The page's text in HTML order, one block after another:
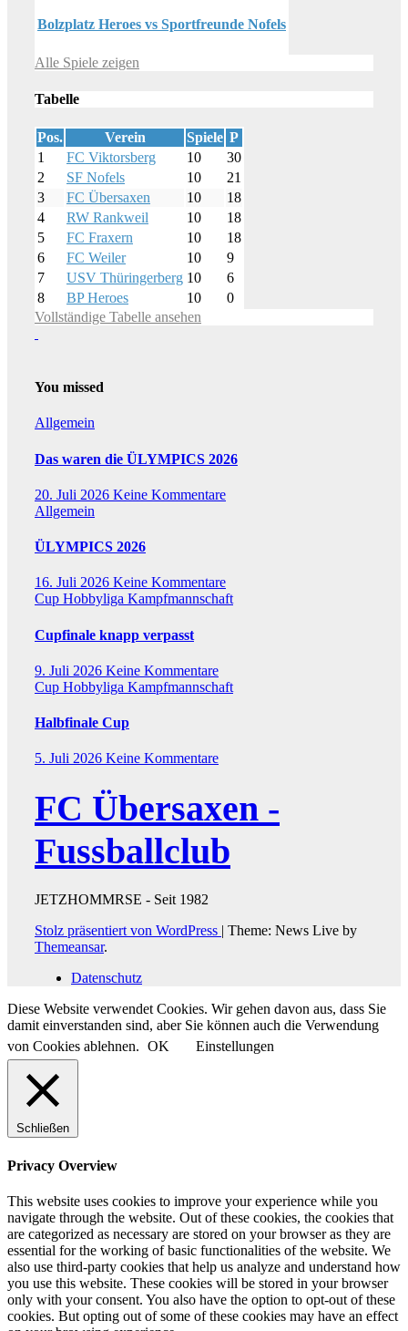
Bolzplatz Heroes vs Sportfreunde Nofels
Alle Spiele zeigen
Tabelle
Pos. Verein Spiele P
1
FC Viktorsberg 10
30
2
SF Nofels 10
21
3
FC Übersaxen 10
18
4
RW Rankweil 10
18
5
FC Fraxern 10
18
6
FC Weiler 10
9
7
USV Thüringerberg 10
6
8
BP Heroes 10
0
Vollständige Tabelle ansehen
You missed
Allgemein
Das waren die ÜLYMPICS 2026
20. Juli 2026 Keine Kommentare
Allgemein
ÜLYMPICS 2026
16. Juli 2026 Keine Kommentare
Cup Hobbyliga Kampfmannschaft
Cupfinale knapp verpasst
9. Juli 2026 Keine Kommentare
Cup Hobbyliga Kampfmannschaft
Halbfinale Cup
5. Juli 2026 Keine Kommentare
FC Übersaxen -
Fussballclub
JETZHOMMRSE - Seit 1982
Stolz präsentiert von WordPress | Theme: News Live by
Themeansar.
Datenschutz
Diese Website verwendet Cookies. Wir gehen davon aus, dass Sie
damit einverstanden sind, aber Sie können auch die Verwendung
von Cookies ablehnen. OK Einstellungen
Schließen
Privacy Overview
This website uses cookies to improve your experience while you
navigate through the website. Out of these cookies, the cookies that
are categorized as necessary are stored on your browser as they are
essential for the working of basic functionalities of the website. We
also use third-party cookies that help us analyze and understand how
you use this website. These cookies will be stored in your browser
only with your consent. You also have the option to opt-out of these
cookies. But opting out of some of these cookies may have an effect